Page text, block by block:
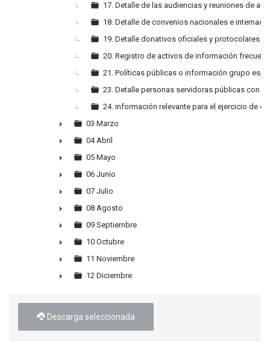
17. Detalle de las audiencias y reuniones de
18. Detalle de convenios nacionales e
19. Detalle donativos oficiales y protocolares
20. Registro de activos de información
21. Políticas públicas o información grupo
23. Detalle personas servidoras públicas con
24. información relevante para el ejercicio de
►
03 Marzo
►
04 Abril
►
05 Mayo
►
06 Junio
►
07 Julio
►
08 Agosto
►
09 Septiembre
►
10 Octubre
►
11 Noviembre
12 Diciembre
Descarga seleccionada